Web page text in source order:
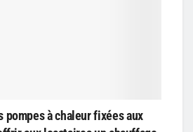
pompes à chaleur fixées aux